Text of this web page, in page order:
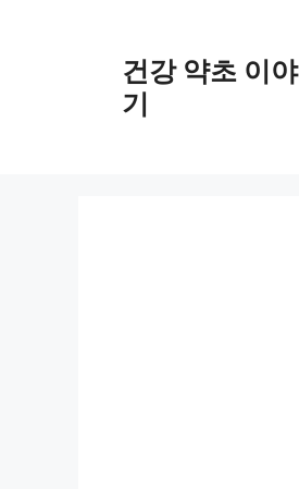
건강 약초 이야
기